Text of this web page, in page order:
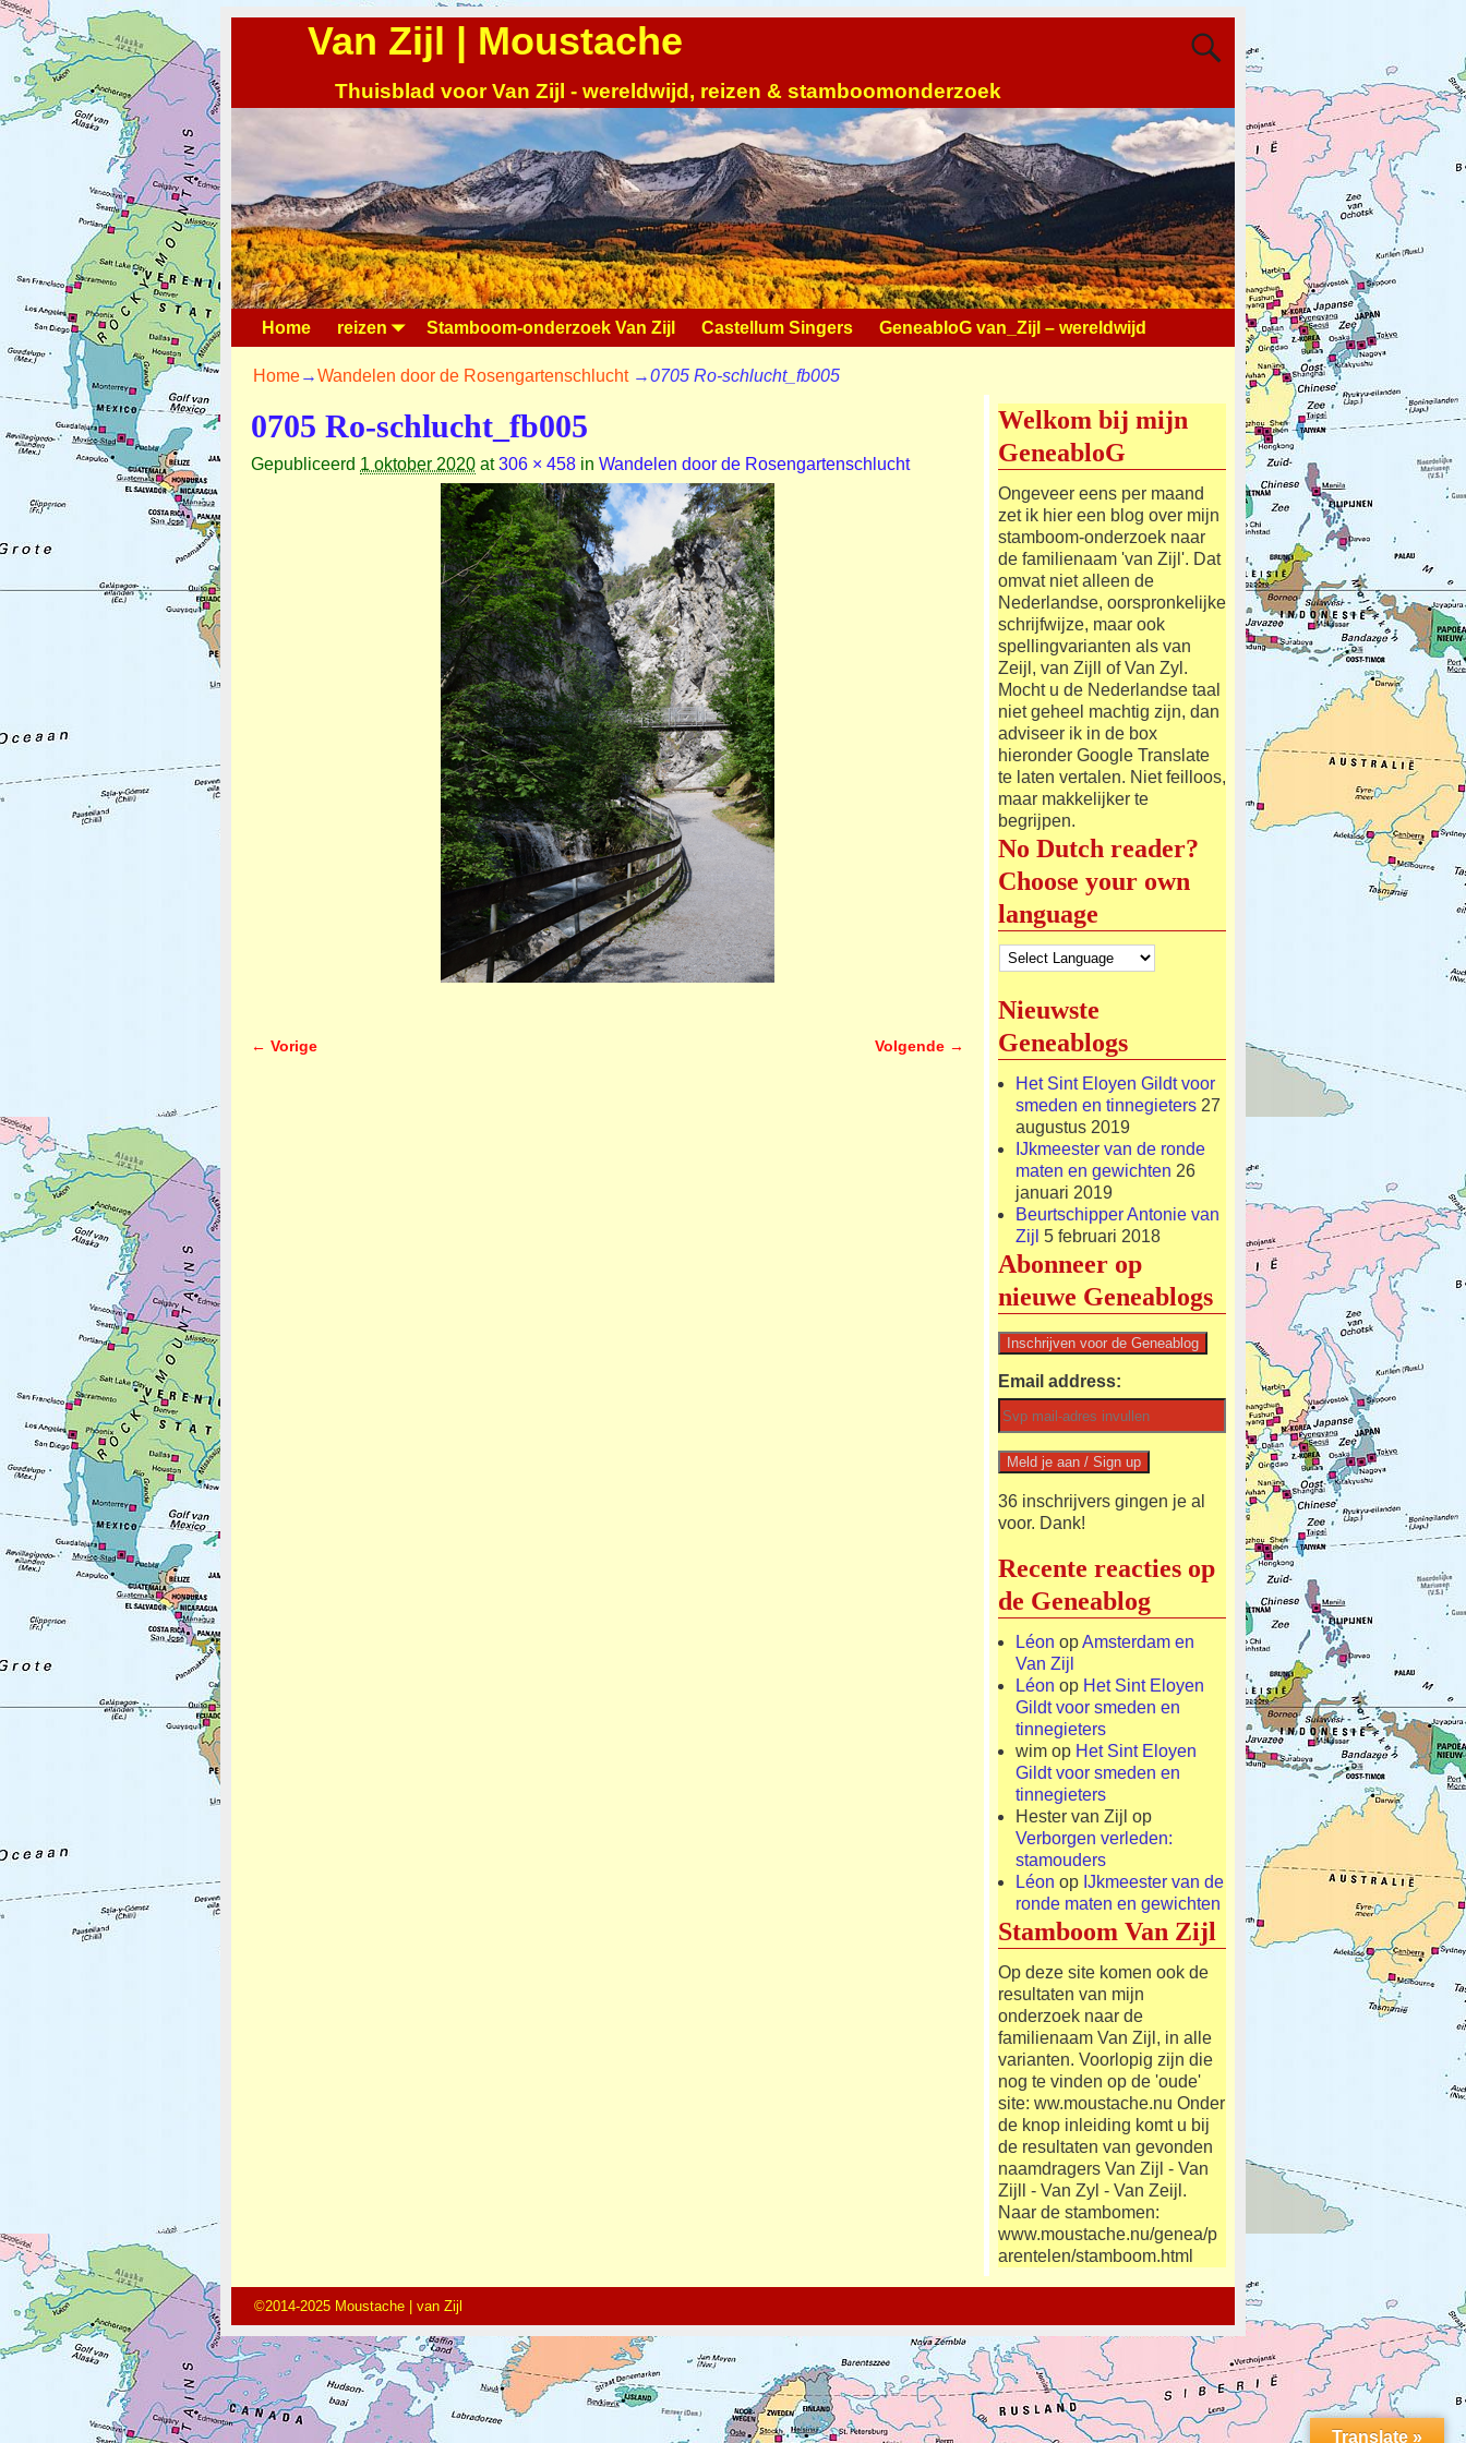
Van Zijl | Moustache
Thuisblad voor Van Zijl - wereldwijd, reizen & stamboomonderzoek
Home reizen Stamboom-onderzoek Van Zijl Castellum Singers GeneabloG van_Zijl – wereldwijd
Home→Wandelen door de Rosengartenschlucht→0705 Ro-schlucht_fb005
0705 Ro-schlucht_fb005
Gepubliceerd 1 oktober 2020 at306 × 458 inWandelen door de Rosengartenschlucht
← Vorige Volgende →
Welkom bij mijn
GeneabloG
Ongeveer eens per maand
zet ik hier een blog over mijn
stamboom-onderzoek naar
de familienaam 'van Zijl'. Dat
omvat niet alleen de
Nederlandse, oorspronkelijke
schrijfwijze, maar ook
spellingvarianten als van
Zeijl, van Zijll of Van Zyl.
Mocht u de Nederlandse taal
niet geheel machtig zijn, dan
adviseer ik in de box
hieronder Google Translate
te laten vertalen. Niet feilloos,
maar makkelijker te
begrijpen.
No Dutch reader?
Choose your own
language
Nieuwste
Geneablogs
Het Sint Eloyen Gildt voor
smeden en tinnegieters 27
augustus 2019
IJkmeester van de ronde
maten en gewichten 26
januari 2019
Beurtschipper Antonie van
Zijl 5 februari 2018
Abonneer op
nieuwe Geneablogs
Email address:
36 inschrijvers gingen je al
voor. Dank!
Recente reacties op
de Geneablog
Léon opAmsterdam en
Van Zijl
Léon op Het Sint Eloyen
Gildt voor smeden en
tinnegieters
wim op Het Sint Eloyen
Gildt voor smeden en
tinnegieters
Hester van Zijl op
Verborgen verleden:
stamouders
Léon op IJkmeester van de
ronde maten en gewichten
Stamboom Van Zijl
Op deze site komen ook de
resultaten van mijn
onderzoek naar de
familienaam Van Zijl, in alle
varianten. Voorlopig zijn die
nog te vinden op de 'oude'
site: ww.moustache.nu Onder
de knop inleiding komt u bij
de resultaten van gevonden
naamdragers Van Zijl - Van
Zijll - Van Zyl - Van Zeijl.
Naar de stambomen:
www.moustache.nu/genea/p
arentelen/stamboom.html
©2014-2025 Moustache | van Zijl
Translate »